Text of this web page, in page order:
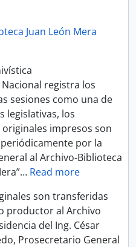
Juan León Mera
Nacional registra los
sesiones como una de
legislativas, los
impresos son
por la
al Archivo-Biblioteca
… Read more
son transferidas
productor al Archivo
del Ing. César
Prosecretario General